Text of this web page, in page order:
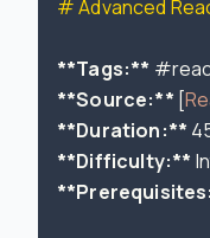
# Advanced
**Tags:**
**Source:** [
**Duration:**
**Difficulty:**